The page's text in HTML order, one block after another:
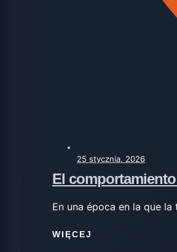
25 stycznia, 2026
El
En una época en la que
WIĘCEJ